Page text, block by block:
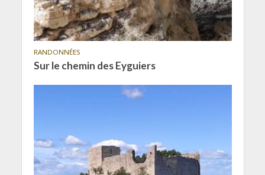
RANDONNÉES
Sur le chemin des Eyguiers